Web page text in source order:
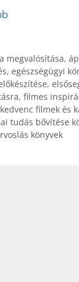
megvalósítása,
, egészségügyi
,
, filmes
kedvenc filmek és
tudás bővítése
könyvek